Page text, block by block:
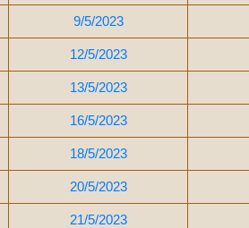
9/5/2023
12/5/2023
13/5/2023
16/5/2023
18/5/2023
20/5/2023
21/5/2023